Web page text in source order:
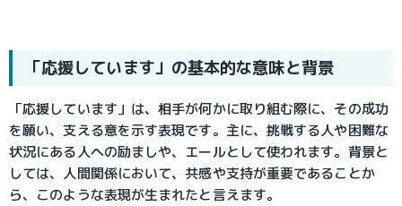
「応援しています」の基本的な意味と背景
「応援しています」は、相手が何かに取り組む際に、その成功
を願い、支える意を示す表現です。主に、挑戦する人や困難な
状況にある人への励ましや、エールとして使われます。背景と
しては、人間関係において、共感や支持が重要であることか
ら、このような表現が生まれたと言えます。